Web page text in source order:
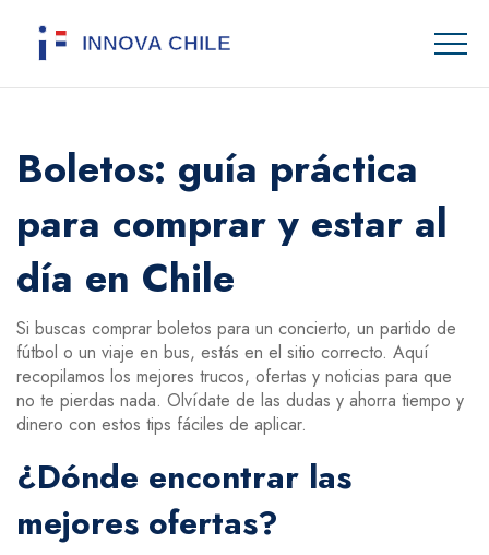
Boletos: guía práctica
para comprar y estar al
día en Chile
Si buscas comprar boletos para un concierto, un partido de
fútbol o un viaje en bus, estás en el sitio correcto. Aquí
recopilamos los mejores trucos, ofertas y noticias para que
no te pierdas nada. Olvídate de las dudas y ahorra tiempo y
dinero con estos tips fáciles de aplicar.
¿Dónde encontrar las
mejores ofertas?